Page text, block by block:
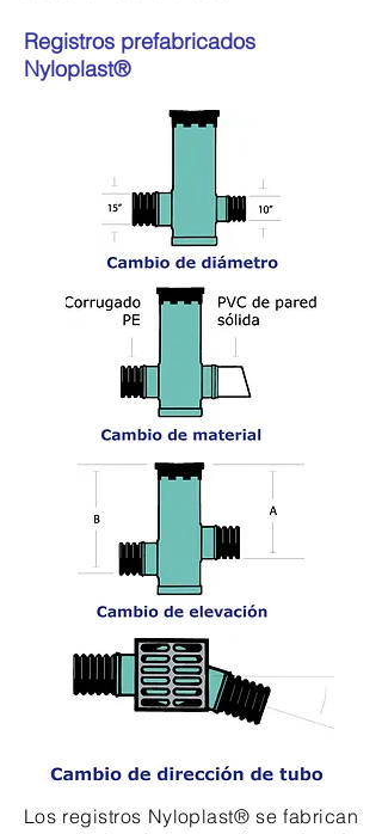
Registros prefabricados
Nyloplast®
Los registros Nyloplast® se fabrican